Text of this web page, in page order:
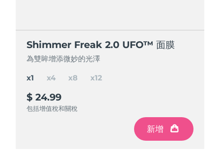
Shimmer Freak 2.0 UFO™ 面膜
為雙眸增添微妙的光澤
$ 24.99
包括增值稅和關稅
新增
Shimmer Freak 2.0 UFO™ 面膜
為雙眸增添微妙的光澤
$ 84.97
包括增值稅和關稅
新增
Shimmer Freak 2.0 UFO™ 面膜
為雙眸增添微妙的光澤
$ 150 $ 199.92
包括增值稅和關稅
新增
Shimmer Freak 2.0 UFO™ 面膜
為雙眸增添微妙的光澤
$ 195 $ 299.88
包括增值稅和關稅
新增
x1 x4 x8 x12